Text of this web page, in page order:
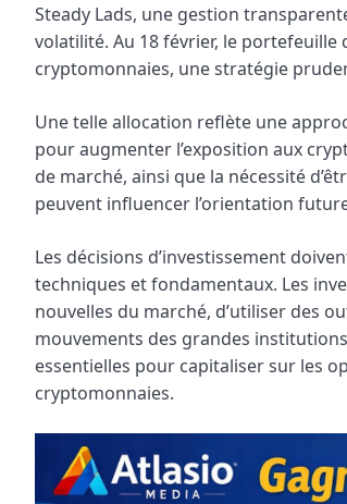
Steady Lads, une gestion
volatilité. Au 18 février, le portefeuille
cryptomonnaies, une stratégie
Une telle allocation reflète une
pour augmenter l’exposition aux
de marché, ainsi que la nécessité
peuvent influencer l’orientation
Les décisions d’investissement
techniques et fondamentaux. Les
nouvelles du marché, d’utiliser des
mouvements des grandes
essentielles pour capitaliser sur les
cryptomonnaies.